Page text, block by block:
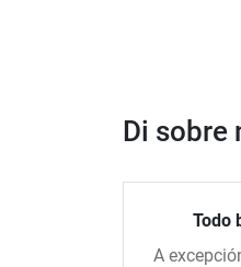
Di sobre
Todo
A